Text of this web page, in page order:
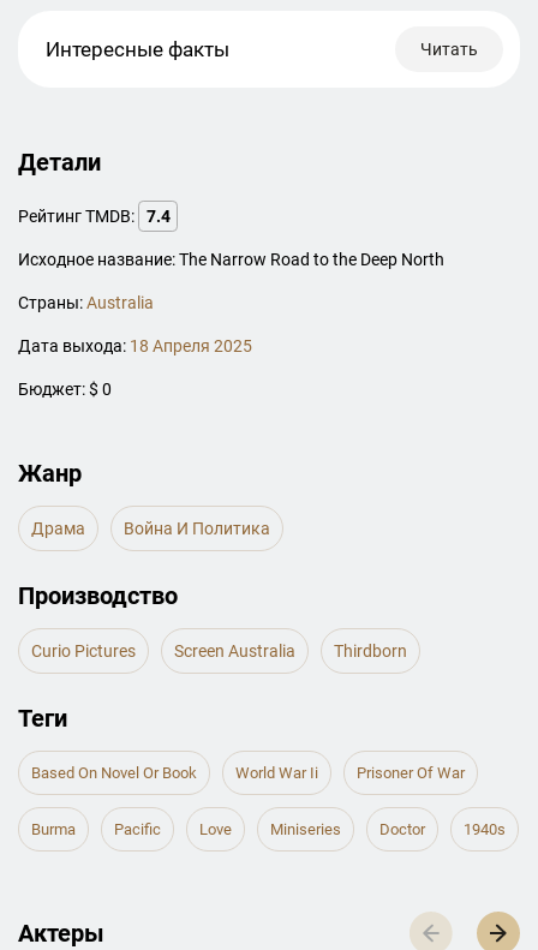
Интересные факты Читать
Детали
Рейтинг TMDB: 7.4
Исходное название: The Narrow Road to the Deep North
Страны:Australia
Дата выхода: 18 Апреля 2025
Бюджет: $ 0
Жанр
Драма Война И Политика
Производство
Curio Pictures Screen Australia Thirdborn
Теги
Based On Novel Or Book World War Ii Prisoner Of War
Burma Pacific Love Miniseries Doctor 1940s
Актеры